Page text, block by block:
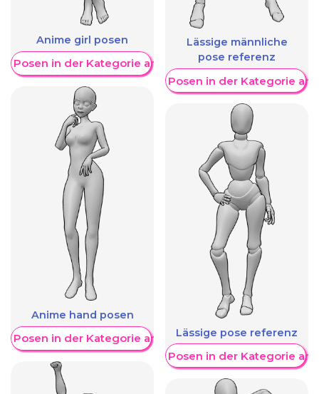
Anime girl posen
Posen in der Kategorie anzeigen
Anime hand posen
Posen in der Kategorie anzeigen
Lässige männliche
pose referenz
Weitere Posen in der Kategorie
Lässige pose referenz
Weitere Posen in der Kategorie